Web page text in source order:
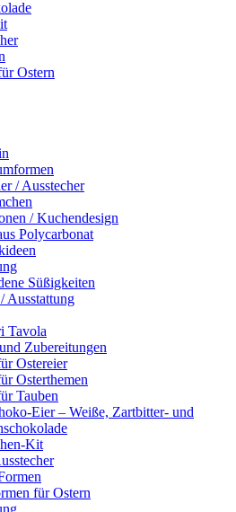
Ostern
/ Ausstecher
/ Kuchendesign
Polycarbonat
Süßigkeiten
Ausstattung
Tavola
Zubereitungen
Ostereier
Osterthemen
Tauben
Eier – Weiße, Zartbitter- und
Kit
für Ostern